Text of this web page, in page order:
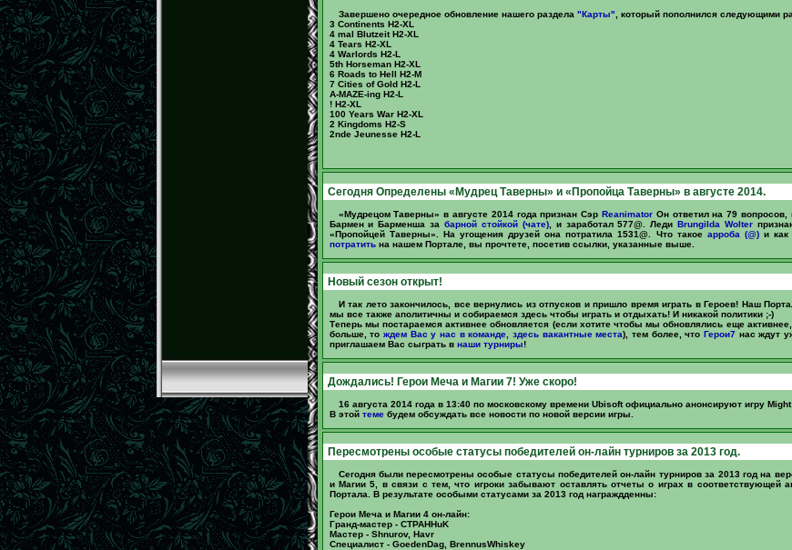
Завершено очередное обновление нашего раздела "Карты" , который пополнился следующими
3 Continents H2-XL
4 mal Blutzeit H2-XL
4 Tears H2-XL
4 Warlords H2-L
5th Horseman H2-XL
6 Roads to Hell H2-M
7 Cities of Gold H2-L
A-MAZE-ing H2-L
! H2-XL
100 Years War H2-XL
2 Kingdoms H2-S
2nde Jeunesse H2-L
Сегодня Определены «Мудрец Таверны» и «Пропойца Таверны» в августе 2014.
«Мудрецом Таверны» в августе 2014 года признан Сэр Reanimator Он ответил на 79
Бармен и Барменша за барной стойкой (чате), и заработал 577@. ЛедиBrungilda Wolter
«Пропойцей Таверны». На угощения друзей она потратила 1531@. Что такое арроба (@)и как
потратитьна нашем Портале, вы прочтете, посетив ссылки, указанные выше.
Новый сезон открыт!
И так лето закончилось, все вернулись из отпусков и пришло время играть в Героев! Наш
мы все также аполитичны и собираемся здесь чтобы играть и отдыхать! И никакой политики ;-)
Теперь мы постараемся активнее обновляется (если хотите чтобы мы обновлялись еще
больше, то ждем Вас у нас в команде, здесь вакантные места), тем более, чтоГерои7 нас ждут
приглашаем Вас сыграть в наши турниры!
Дождались! Герои Меча и Магии 7! Уже скоро!
16 августа 2014 года в 13:40 по московскому времени Ubisoft официально анонсируют игру Might
В этой темебудем обсуждать все новости по новой версии игры.
Пересмотрены особые статусы победителей он-лайн турниров за 2013 год.
Сегодня были пересмотрены особые статусы победителей он-лайн турниров за 2013 год на
и Магии 5, в связи с тем, что игроки забывают оставлять отчеты о играх в соответствующей
Портала. В результате особыми статусами за 2013 год награждденны:
Герои Меча и Магии 4 он-лайн:
Гранд-мастер - CTPAHHuK
Мастер - Shnurov, Havr
Специалист - GoedenDag, BrennusWhiskey